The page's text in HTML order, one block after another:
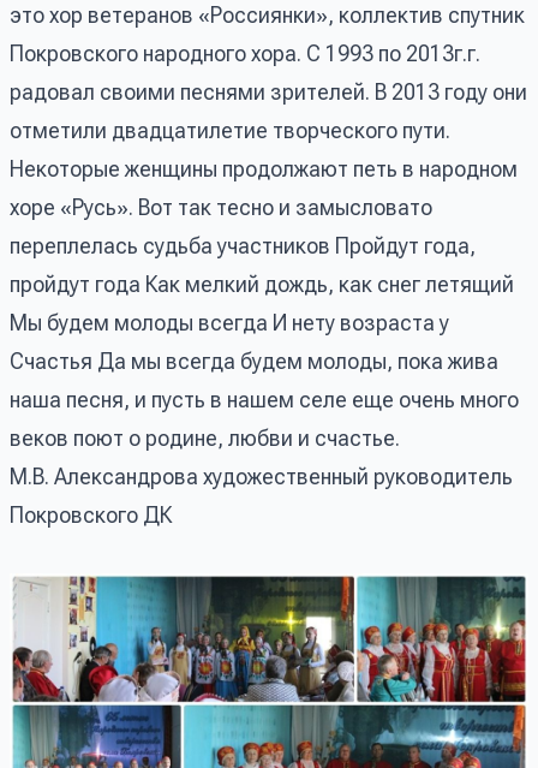
это хор ветеранов «Россиянки», коллектив спутник
Покровского народного хора. С 1993 по 2013г.г.
радовал своими песнями зрителей. В 2013 году они
отметили двадцатилетие творческого пути.
Некоторые женщины продолжают петь в народном
хоре «Русь». Вот так тесно и замысловато
переплелась судьба участников Пройдут года,
пройдут года Как мелкий дождь, как снег летящий
Мы будем молоды всегда И нету возраста у
Счастья Да мы всегда будем молоды, пока жива
наша песня, и пусть в нашем селе еще очень много
веков поют о родине, любви и счастье.
М.В. Александрова художественный руководитель
Покровского ДК